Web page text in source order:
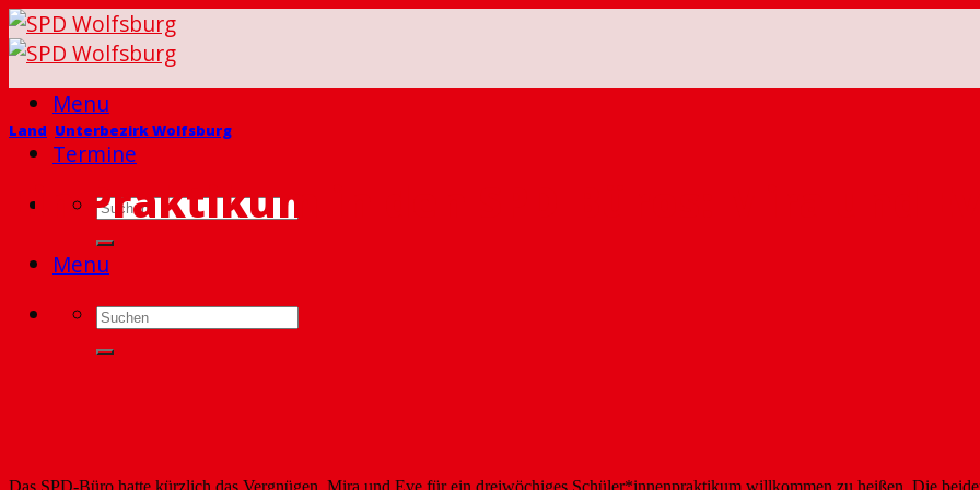
Skip
to
content
Menu
Termine
Menu
Land Unterbezirk Wolfsburg
Ein Praktikum in den SPD-Büros: Mira und